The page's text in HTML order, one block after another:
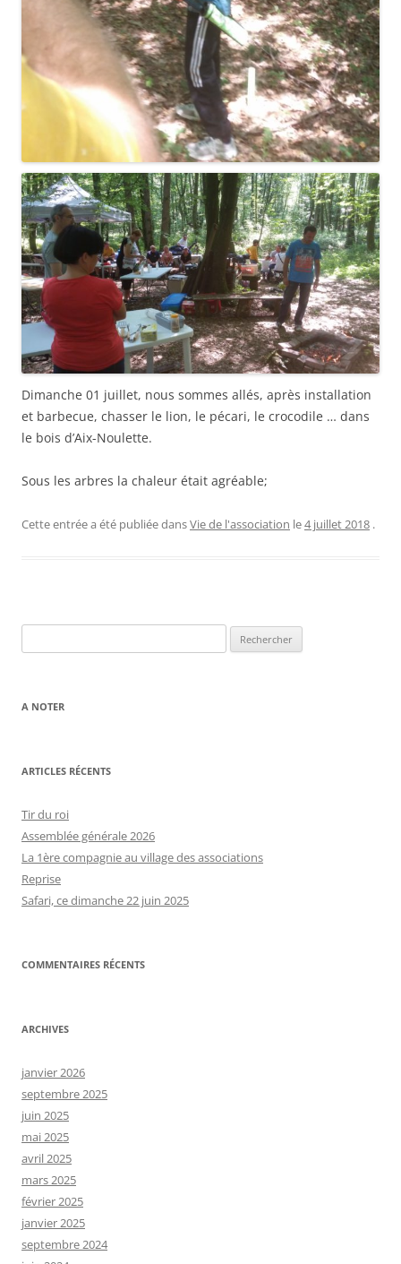
Dimanche 01 juillet, nous sommes allés, après installation
et barbecue, chasser le lion, le pécari, le crocodile … dans
le bois d’Aix-Noulette.
Sous les arbres la chaleur était agréable;
Cette entrée a été publiée dansVie de l'association le4 juillet 2018 .
A NOTER
ARTICLES RÉCENTS
Tir du roi
Assemblée générale 2026
La 1ère compagnie au village des associations
Reprise
Safari, ce dimanche 22 juin 2025
COMMENTAIRES RÉCENTS
ARCHIVES
janvier 2026
septembre 2025
juin 2025
mai 2025
avril 2025
mars 2025
février 2025
janvier 2025
septembre 2024